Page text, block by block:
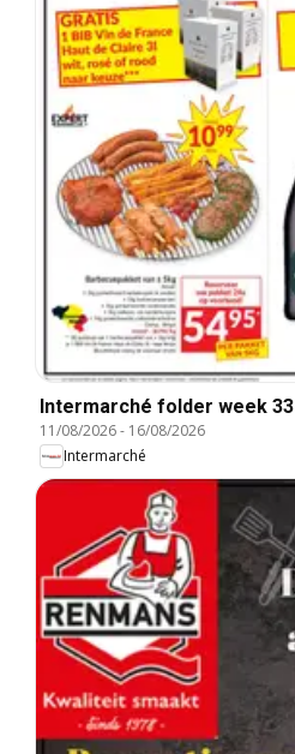
Intermarché folder week 33
11/08/2026- 16/08/2026
Intermarché